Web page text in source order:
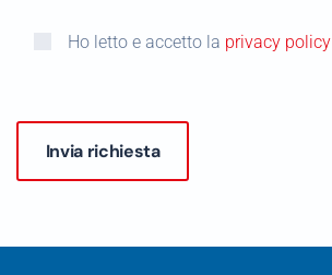
Ho letto e accetto la privacy policy